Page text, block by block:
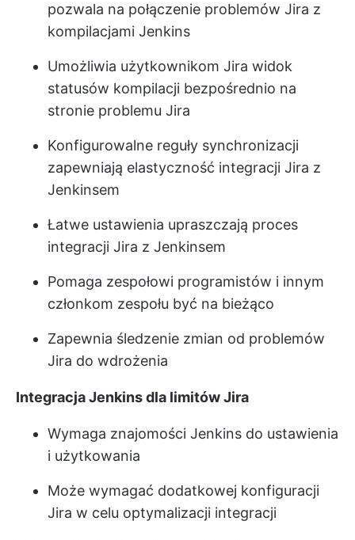
pozwala na połączenie problemów Jira z
kompilacjami Jenkins
Umożliwia użytkownikom Jira widok
statusów kompilacji bezpośrednio na
stronie problemu Jira
Konfigurowalne reguły synchronizacji
zapewniają elastyczność integracji Jira z
Jenkinsem
Łatwe ustawienia upraszczają proces
integracji Jira z Jenkinsem
Pomaga zespołowi programistów i innym
członkom zespołu być na bieżąco
Zapewnia śledzenie zmian od problemów
Jira do wdrożenia
Integracja Jenkins dla limitów Jira
Wymaga znajomości Jenkins do ustawienia
i użytkowania
Może wymagać dodatkowej konfiguracji
Jira w celu optymalizacji integracji